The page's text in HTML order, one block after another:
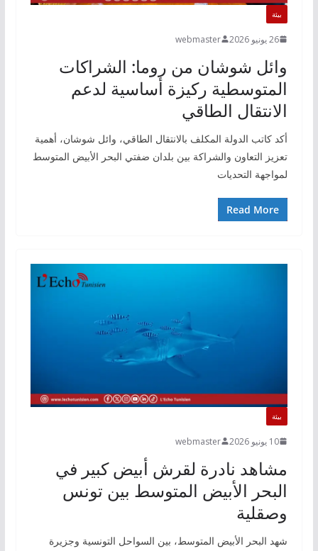
بيئة
26 يونيو 2026 webmaster
وائل شوشان من روما: الشراكات
المتوسطية ركيزة أساسية لدعم
الانتقال الطاقي
أكد كاتب الدولة المكلف بالانتقال الطاقي، وائل شوشان، أهمية
تعزيز التعاون والشراكة بين بلدان ضفتي البحر الأبيض المتوسط
لمواجهة التحديات
Read More
بيئة
10 يونيو 2026 webmaster
مشاهد نادرة لقرش أبيض كبير في
البحر الأبيض المتوسط بين تونس
وصقلية
شهد البحر الأبيض المتوسط، بين السواحل التونسية وجزيرة